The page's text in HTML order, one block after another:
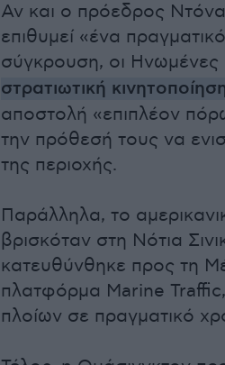
Αν και ο πρόεδρος
επιθυμεί «ένα
σύγκρουση, οι Ηνωμένες
στρατιωτική
αποστολή «επιπλέον
την πρόθεσή τους να
της περιοχής.
Παράλληλα, το
βρισκόταν στη Νότια
κατευθύνθηκε προς τη
πλατφόρμα Marine
πλοίων σε πραγματικό